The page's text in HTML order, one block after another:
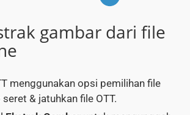
gambar dari file
menggunakan opsi pemilihan file
& jatuhkan file OTT.